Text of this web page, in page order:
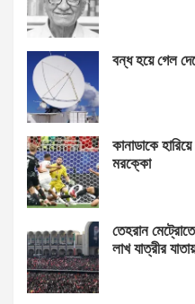
বন্ধ হয়ে গেল
কানাডাকে
মরক্কো
তেহরান
লাখ যাত্রীর